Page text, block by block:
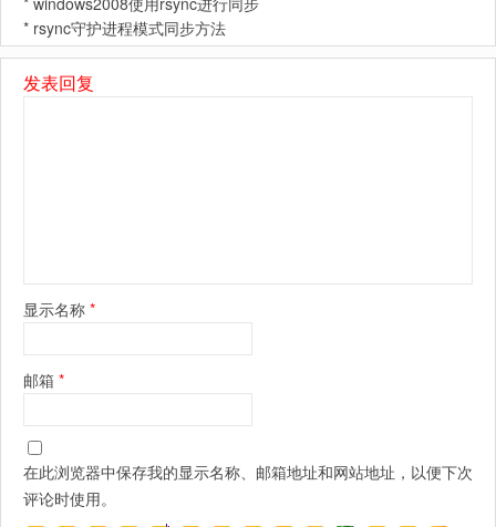
* rsync守护进程模式同步方法
发表回复
显示名称 *
邮箱 *
在此浏览器中保存我的显示名称、邮箱地址和网站地址，以便下次
评论时使用。